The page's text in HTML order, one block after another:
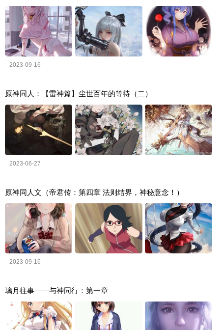
2023-09-16
原神同人：【雷神篇】尘世百年的等待（二）
2023-06-27
原神同人文（帝君传：第四章 法则结界，神秘意念！）
2023-09-16
璃月往事——与神同行：第一章